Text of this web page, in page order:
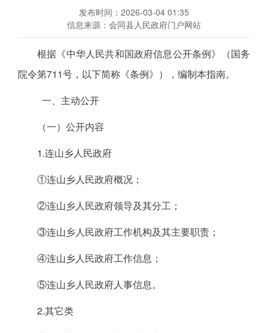
发布时间：2026-03-04 01:35
信息来源：会同县人民政府门户网站
根据《中华人民共和国政府信息公开条例》（国务
院令第711号，以下简称《条例》），编制本指南。
一、主动公开
（一）公开内容
1.连山乡人民政府
①连山乡人民政府概况；
②连山乡人民政府领导及其分工；
③连山乡人民政府工作机构及其主要职责；
④连山乡人民政府工作信息；
⑤连山乡人民政府人事信息。
2.其它类